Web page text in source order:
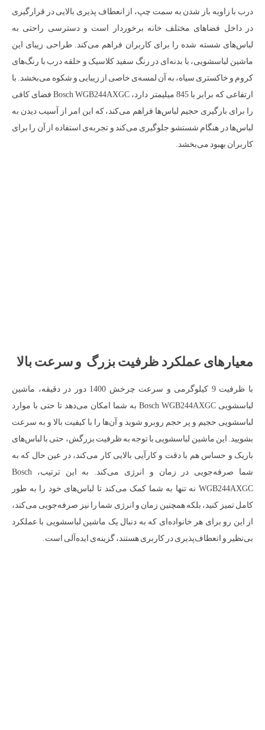
درب با زاویه باز شدن به سمت چپ، از انعطاف پذیری بالایی در قرارگیری
در داخل فضاهای مختلف خانه برخوردار است و دسترسی راحتی به
لباس‌های شسته شده را برای کاربران فراهم می‌کند. طراحی زیبای این
ماشین لباسشویی، با بدنه‌ای در رنگ سفید کلاسیک و حلقه درب با رنگ‌های
کروم و خاکستری سیاه، به آن لمسه‌ی خاصی از زیبایی و شکوه می‌بخشد. با
ارتفاعی که برابر با 845 میلیمتر دارد، Bosch WGB244AXGC فضای کافی
را برای بارگیری حجیم لباس‌ها فراهم می‌کند، که این امر از آسیب دیدن به
لباس‌ها در هنگام شستشو جلوگیری می‌کند و تجربه‌ی استفاده از آن را برای
کاربران بهبود می‌بخشد.
معیارهای عملکرد ظرفیت بزرگ و سرعت بالا
با ظرفیت 9 کیلوگرمی و سرعت چرخش 1400 دور در دقیقه، ماشین
لباسشویی Bosch WGB244AXGC به شما امکان می‌دهد تا حتی با موارد
لباسشویی حجیم و پر حجم روبرو شوید و آن‌ها را با کیفیت بالا و به سرعت
بشویید. این ماشین لباسشویی با توجه به ظرفیت بزرگش، حتی با لباس‌های
باریک و حساس هم با دقت و کارآیی بالایی کار می‌کند، در عین حال که به
شما صرفه‌جویی در زمان و انرژی می‌کند. به این ترتیب، Bosch
WGB244AXGC نه تنها به شما کمک می‌کند تا لباس‌های خود را به طور
کامل تمیز کنید، بلکه همچنین زمان و انرژی شما را نیز صرفه‌جویی می‌کند،
از این رو برای هر خانواده‌ای که به دنبال یک ماشین لباسشویی با عملکرد
بی‌نظیر و انعطاف‌پذیری در کاربری هستند، گزینه‌ی ایده‌آلی است.